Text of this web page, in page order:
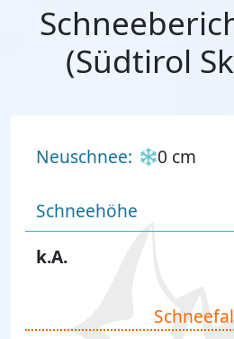
(Südtirol
Neuschnee: 0 cm
Schneehöhe
k.A.